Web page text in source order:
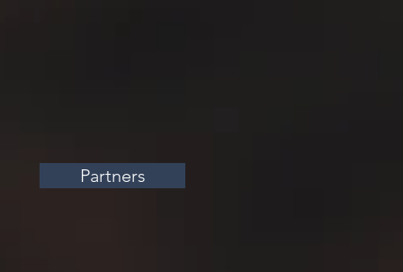
Partners